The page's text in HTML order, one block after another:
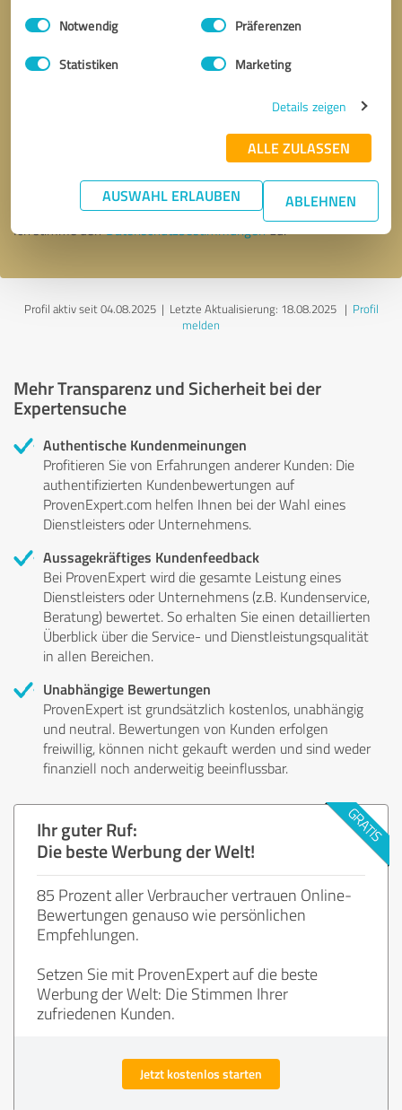
Impressum Datenschutzbestimmungen
Einwilligungsauswahl
Notwendig Präferenzen
Statistiken Marketing
Details zeigen
ALLE ZULASSEN
AUSWAHL ERLAUBEN ABLEHNEN
* Erforderliche Angaben
Nachricht senden
Ich stimme denDatenschutzbestimmungenzu.
Profil aktiv seit 04.08.2025 | Letzte Aktualisierung: 18.08.2025| Profil
melden
Mehr Transparenz und Sicherheit bei der
Expertensuche
Authentische Kundenmeinungen
Profitieren Sie von Erfahrungen anderer Kunden: Die
authentifizierten Kundenbewertungen auf
ProvenExpert.com helfen Ihnen bei der Wahl eines
Dienstleisters oder Unternehmens.
Aussagekräftiges Kundenfeedback
Bei ProvenExpert wird die gesamte Leistung eines
Dienstleisters oder Unternehmens (z.B. Kundenservice,
Beratung) bewertet. So erhalten Sie einen detaillierten
Überblick über die Service- und Dienstleistungsqualität
in allen Bereichen.
Unabhängige Bewertungen
ProvenExpert ist grundsätzlich kostenlos, unabhängig
und neutral. Bewertungen von Kunden erfolgen
freiwillig, können nicht gekauft werden und sind weder
finanziell noch anderweitig beeinflussbar.
Ihr guter Ruf:
Die beste Werbung der Welt!
85 Prozent aller Verbraucher vertrauen Online-
Bewertungen genauso wie persönlichen
Empfehlungen.
Setzen Sie mit ProvenExpert auf die beste
Werbung der Welt: Die Stimmen Ihrer
zufriedenen Kunden.
Jetzt kostenlos starten